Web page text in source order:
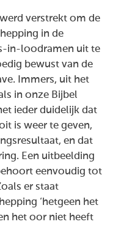
verstrekt om de
in de
in-loodramen uit te
bewust van de
Immers, uit het
in onze Bijbel
ieder duidelijk dat
is weer te geven,
en dat
Een uitbeelding
eenvoudig tot
er staat
‘hetgeen het
het oor niet heeft